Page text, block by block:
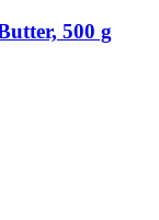
500 g